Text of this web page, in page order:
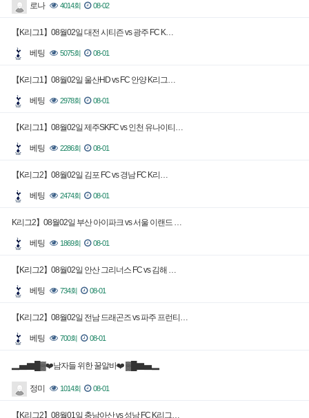
로나 4014회 08-02
【K리그1】08월02일 대전 시티즌 vs 광주 FC K…
베팅 5075회 08-01
【K리그1】08월02일 울산HD vs FC 안양 K리그…
베팅 2978회 08-01
【K리그1】08월02일 제주SKFC vs 인천 유나이티…
베팅 2286회 08-01
【K리그2】08월02일 김포 FC vs 경남 FC K리…
베팅 2474회 08-01
K리그2】08월02일 부산 아이파크 vs 서울 이랜드 …
베팅 1869회 08-01
【K리그2】08월02일 안산 그리너스 FC vs 김해 …
베팅 734회 08-01
【K리그2】08월02일 전남 드래곤즈 vs 파주 프런티…
베팅 700회 08-01
▂▅▇█▓❤️남자들 위한 꿀알바❤️ ▓█▇▅▂
정미 1014회 08-01
【K리그2】08월01일 충남아산 vs 성남 FC K리그…